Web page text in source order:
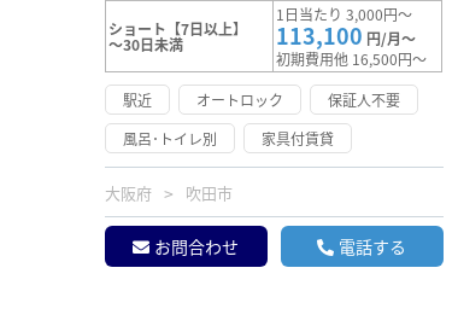
ショート【7日以上】
～30日未満
1日当たり 3,000円～
113,100 円/月～
初期費用他 16,500円～
駅近
オートロック
保証人不要
風呂･トイレ別
家具付賃貸
大阪府 吹田市
お問合わせ 電話する